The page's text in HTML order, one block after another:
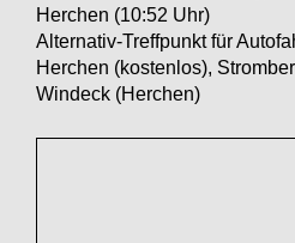
Herchen (10:52 Uhr)
Alternativ-Treffpunkt für
Herchen (kostenlos),
Windeck (Herchen)